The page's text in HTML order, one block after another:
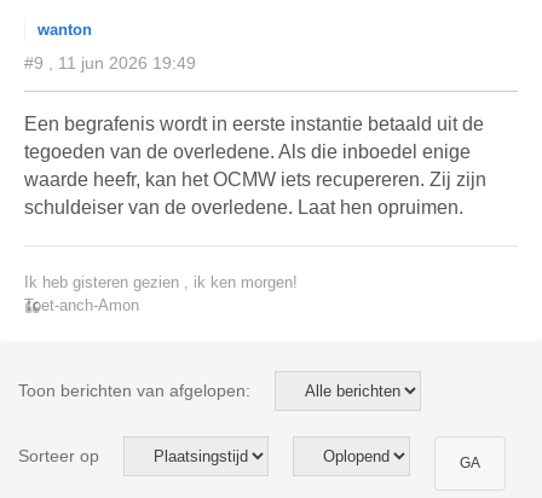
wanton
#9 , 11 jun 2026 19:49
Een begrafenis wordt in eerste instantie betaald uit de
tegoeden van de overledene. Als die inboedel enige
waarde heefr, kan het OCMW iets recupereren. Zij zijn
schuldeiser van de overledene. Laat hen opruimen.
Ik heb gisteren gezien , ik ken morgen!
Toet-anch-Amon
Toon berichten van afgelopen:
Sorteer op